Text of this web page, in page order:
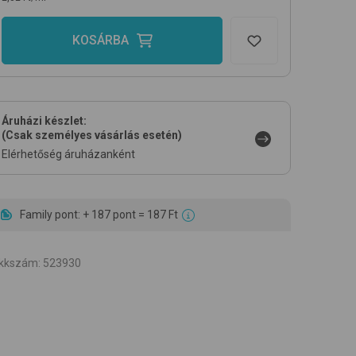
KOSÁRBA
Áruházi készlet:
(Csak személyes vásárlás esetén)
Elérhetőség áruházanként
Family pont: + 187 pont = 187 Ft
: 523930